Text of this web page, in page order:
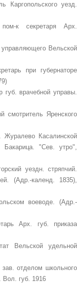
уезд.
к секретаря Арх.
Вельской
при губернаторе
врачебной управы.
Яренского
Касалинской
"Сев. утро",
уездн. стряпчий.
(Адр.-календ. 1835),
воеводе. (Адр.-
Арх. губ. приказа
Вельской удельной
отделом школьного
Вол. губ. 1916